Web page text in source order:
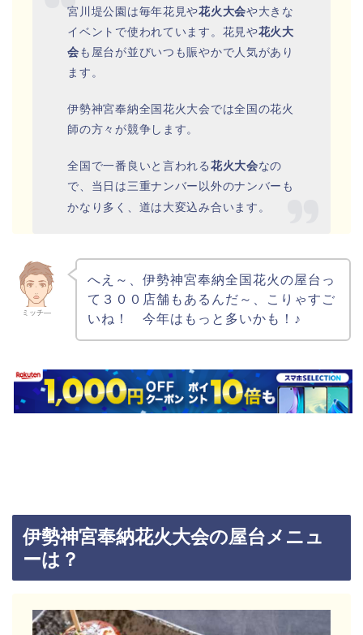
宮川堤公園は毎年花見や花火大会や大きな
イベントで使われています。花見や花火大
会も屋台が並びいつも賑やかで人気があり
ます。
伊勢神宮奉納全国花火大会では全国の花火
師の方々が競争します。
全国で一番良いと言われる花火大会なの
で、当日は三重ナンバー以外のナンバーも
かなり多く、道は大変込み合います。
ミッチ―
へえ～、伊勢神宮奉納全国花火の屋台っ
て３００店舗もあるんだ～、こりゃすご
いね！ 今年はもっと多いかも！♪
伊勢神宮奉納花火大会の屋台メニュ
ーは？